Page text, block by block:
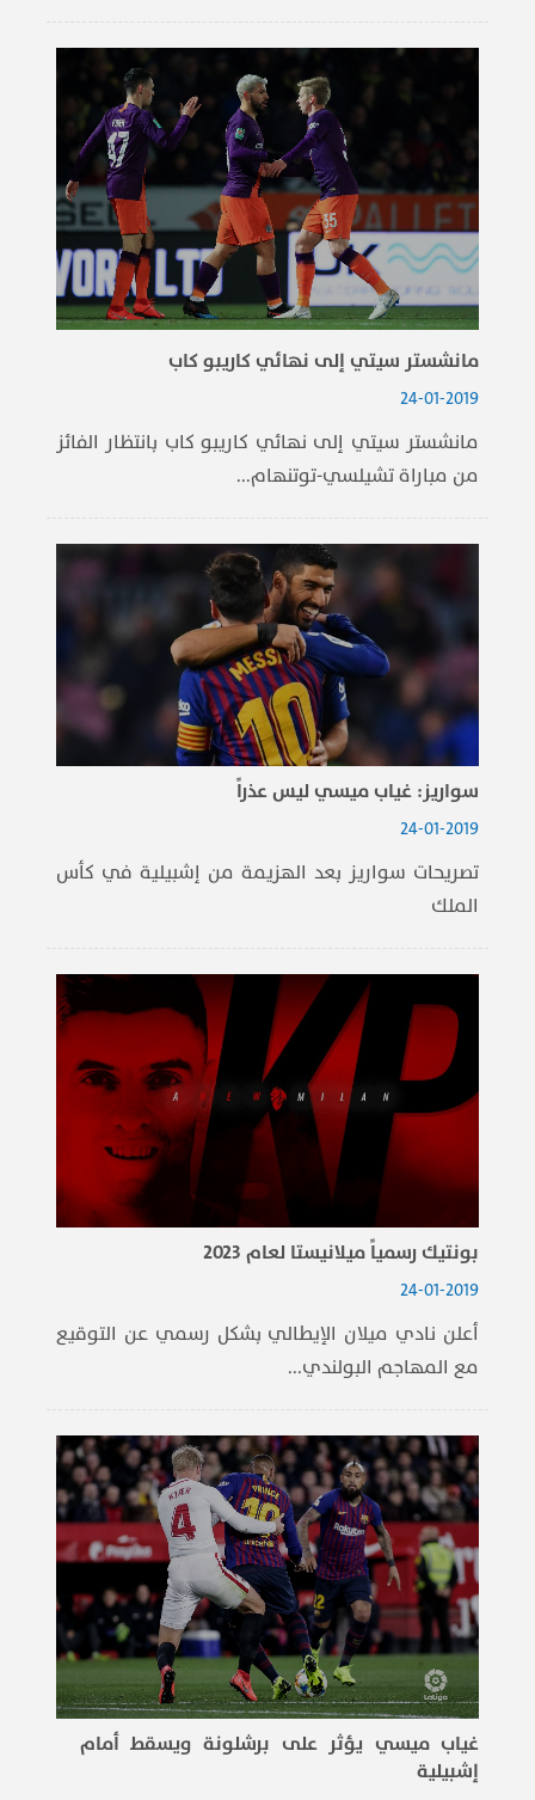
مانشستر سيتي إلى نهائي كاريبو كاب
24-01-2019
مانشستر سيتي إلى نهائي كاريبو كاب بانتظار الفائز
من مباراة تشيلسي-توتنهام...
سواريز: غياب ميسي ليس عذراً
24-01-2019
تصريحات سواريز بعد الهزيمة من إشبيلية في كأس
الملك
بونتيك رسمياً ميلانيستا لعام 2023
24-01-2019
أعلن نادي ميلان الإيطالي بشكل رسمي عن التوقيع
مع المهاجم البولندي...
غياب ميسي يؤثر على برشلونة ويسقط أمام
إشبيلية